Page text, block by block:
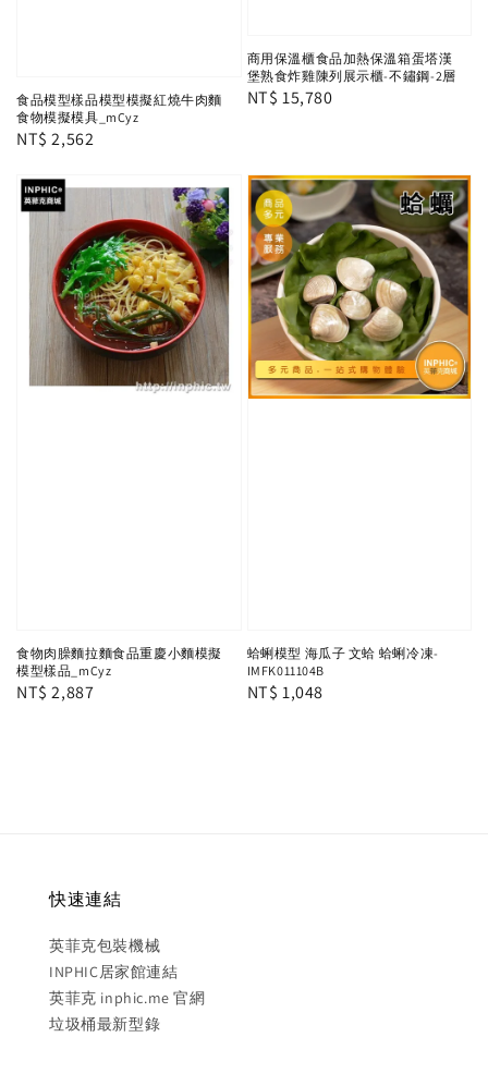
食品模型樣品模型模擬紅燒牛肉麵
食物模擬模具_mCyz
Regular
NT$ 2,562
商用保溫櫃食品加熱保溫箱蛋塔漢
堡熟食炸雞陳列展示櫃-不鏽鋼-2層
Regular
NT$ 15,780
食物肉臊麵拉麵食品重慶小麵模擬
模型樣品_mCyz
Regular
NT$ 2,887
蛤蜊模型 海瓜子 文蛤 蛤蜊冷凍-
IMFK011104B
Regular
NT$ 1,048
快速連結
英菲克包裝機械
INPHIC居家館連結
英菲克 inphic.me 官網
垃圾桶最新型錄